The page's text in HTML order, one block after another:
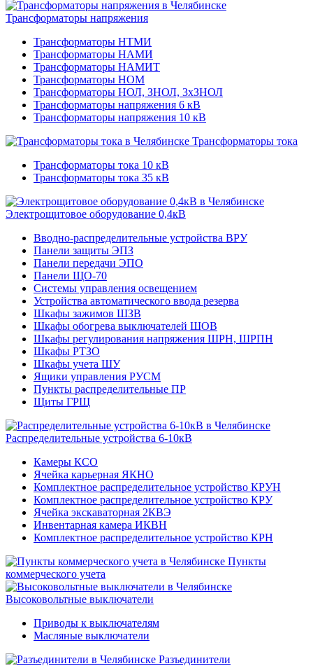
Трансформаторы напряжения
Трансформаторы НТМИ
Трансформаторы НАМИ
Трансформаторы НАМИТ
Трансформаторы НОМ
Трансформаторы НОЛ, ЗНОЛ, 3хЗНОЛ
Трансформаторы напряжения 6 кВ
Трансформаторы напряжения 10 кВ
Трансформаторы тока
Трансформаторы тока 10 кВ
Трансформаторы тока 35 кВ
Электрощитовое оборудование 0,4кВ
Вводно-распределительные устройства ВРУ
Панели защиты ЭПЗ
Панели передачи ЭПО
Панели ЩО-70
Системы управления освещением
Устройства автоматического ввода резерва
Шкафы зажимов ШЗВ
Шкафы обогрева выключателей ШОВ
Шкафы регулирования напряжения ШРН, ШРПН
Шкафы РТЗО
Шкафы учета ШУ
Ящики управления РУСМ
Пункты распределительные ПР
Щиты ГРЩ
Распределительные устройства 6-10кВ
Камеры КСО
Ячейка карьерная ЯКНО
Комплектное распределительное устройство КРУН
Комплектное распределительное устройство КРУ
Ячейка экскаваторная 2КВЭ
Инвентарная камера ИКВН
Комплектное распределительное устройство КРН
Пункты
коммерческого учета
Высоковольтные выключатели
Приводы к выключателям
Масляные выключатели
Разъединители